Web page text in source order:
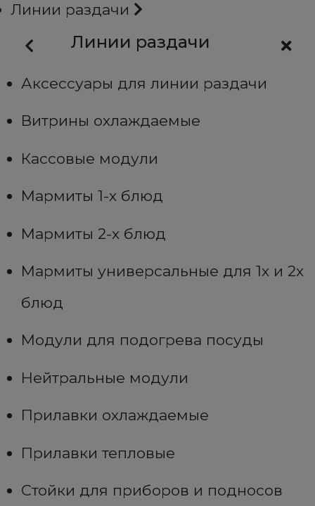
Линии раздачи
Линии раздачи
Аксессуары для линии раздачи
Витрины охлаждаемые
Кассовые модули
Мармиты 1-х блюд
Мармиты 2-х блюд
Мармиты универсальные для 1х и 2х
блюд
Модули для подогрева посуды
Нейтральные модули
Прилавки охлаждаемые
Прилавки тепловые
Стойки для приборов и подносов